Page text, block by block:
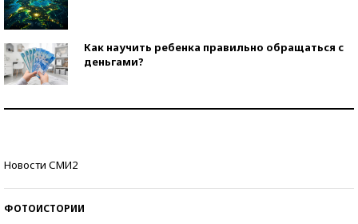
Как научить ребенка правильно обращаться с
деньгами?
Новости СМИ2
ФОТОИСТОРИИ